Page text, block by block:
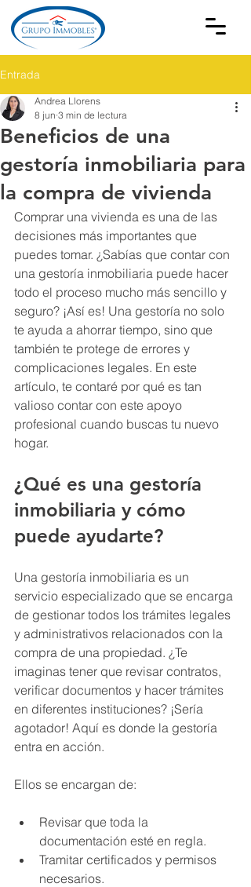
Entrada
Beneficios de una
gestoría inmobiliaria para
la compra de vivienda
Andrea Llorens
8 jun 3 min de lectura
Comprar una vivienda es una de las
decisiones más importantes que
puedes tomar. ¿Sabías que contar con
una gestoría inmobiliaria puede hacer
todo el proceso mucho más sencillo y
seguro? ¡Así es! Una gestoría no solo
te ayuda a ahorrar tiempo, sino que
también te protege de errores y
complicaciones legales. En este
artículo, te contaré por qué es tan
valioso contar con este apoyo
profesional cuando buscas tu nuevo
hogar.
¿Qué es una gestoría
inmobiliaria y cómo
puede ayudarte?
Una gestoría inmobiliaria es un
servicio especializado que se encarga
de gestionar todos los trámites legales
y administrativos relacionados con la
compra de una propiedad. ¿Te
imaginas tener que revisar contratos,
verificar documentos y hacer trámites
en diferentes instituciones? ¡Sería
agotador! Aquí es donde la gestoría
entra en acción.
Ellos se encargan de:
Revisar que toda la
documentación esté en regla.
Tramitar certificados y permisos
necesarios.